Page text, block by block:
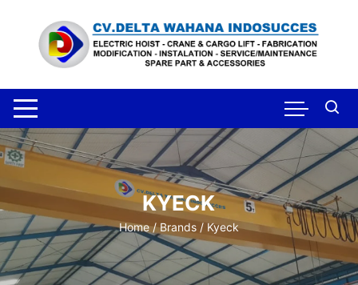
content
KYECK
Home/ Brands / Kyeck